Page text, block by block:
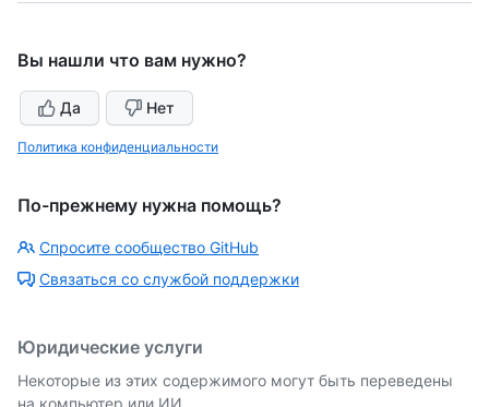
Вы нашли что вам нужно?
Да Нет
Политика конфиденциальности
По-прежнему нужна помощь?
Спросите сообщество GitHub
Связаться со службой поддержки
Юридические услуги
Некоторые из этих содержимого могут быть переведены
на компьютер или ИИ.